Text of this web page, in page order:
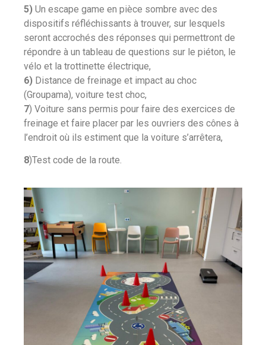
5) Un escape game en pièce sombre avec des
dispositifs réfléchissants à trouver, sur lesquels
seront accrochés des réponses qui permettront de
répondre à un tableau de questions sur le piéton, le
vélo et la trottinette électrique,
6) Distance de freinage et impact au choc
(Groupama), voiture test choc,
7) Voiture sans permis pour faire des exercices de
freinage et faire placer par les ouvriers des cônes à
l’endroit où ils estiment que la voiture s’arrêtera,
8)Test code de la route.